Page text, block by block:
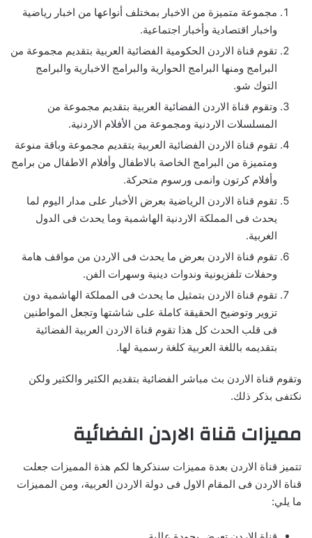
مجموعة متميزة من الاخبار بمختلف أنواعها من اخبار رياضية
واخبار اقتصادية وأخبار اجتماعية.
تقوم قناة الاردن الحكومية الفضائية العربية بتقديم مجموعة من
البرامج ومنها البرامج الحوارية والبرامج الاخبارية والبرامج
التوك شو.
وتقوم قناة الاردن الفضائية العربية بتقديم مجموعة من
المسلسلات الاردنية ومجموعة من الأفلام الاردنية.
تقوم قناة الاردن الفضائية العربية بتقديم مجموعة وباقة منوعة
ومتميزة من البرامج الخاصة بالاطفال وأفلام الاطفال من برامج
وأفلام كرتون وانمى ورسوم متحركة.
تقوم قناة الاردن الرياضية بعرض الأخبار على مدار اليوم لما
يحدث فى المملكة الاردنية الهاشمية وما يحدث فى الدول
الغربية.
تقوم قناة الاردن بعرض ما يحدث فى الاردن من مواقف هامة
وحفلات تلفزيونية وندوات دينية وسهرات الفن.
تقوم قناة الاردن بتمثيل ما يحدث فى المملكة الهاشمية دون
تزوير وتوضيح الحقيقة كاملة على شاشتها وتجعل المواطنين
فى قلب الحدث كل هذا تقوم قناة الاردن العربية الفضائية
بتقديمه باللغة العربية كلغة رسمية لها.
وتقوم قناة الاردن بث مباشر الفضائية بتقديم الكثير والكثير ولكن
نكتفى بذكر ذلك.
مميزات قناة الاردن الفضائية
تتميز قناة الاردن بعدة مميزات سنذكرها لكم هذة المميزات جعلت
قناة الاردن فى المقام الاول فى دولة الاردن العربية، ومن المميزات
ما يلي: